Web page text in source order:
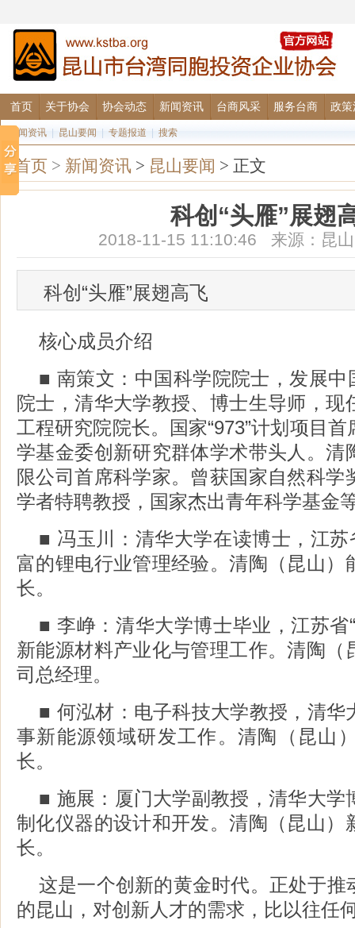
首页 关于协会 协会动态 新闻资讯 台商风采 服务台商 政策
要闻资讯 昆山要闻 专题报道 搜索
首页 > 新闻资讯 > 昆山要闻 > 正文
科创“头雁”展翅
2018-11-15 11:10:46 来源：昆
科创“头雁”展翅高飞
核心成员介绍
■ 南策文：中国科学院院士，发展中
院士，清华大学教授、博士生导师，现
工程研究院院长。国家“973”计划项目
学基金委创新研究群体学术带头人。清
限公司首席科学家。曾获国家自然科学
学者特聘教授，国家杰出青年科学基金
■ 冯玉川：清华大学在读博士，江苏
富的锂电行业管理经验。清陶（昆山）
长。
■ 李峥：清华大学博士毕业，江苏省
新能源材料产业化与管理工作。清陶（
司总经理。
■ 何泓材：电子科技大学教授，清华
事新能源领域研发工作。清陶（昆山
长。
■ 施展：厦门大学副教授，清华大学
制化仪器的设计和开发。清陶（昆山）
长。
这是一个创新的黄金时代。正处于推
的昆山，对创新人才的需求，比以往任